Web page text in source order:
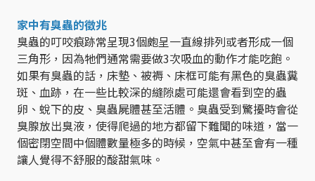
家中有臭蟲的徵兆
臭蟲的叮咬痕跡常呈現3個皰呈一直線排列或者形成一個
三角形，因為牠們通常需要做3次吸血的動作才能吃飽。
如果有臭蟲的話，床墊、被褥、床框可能有黑色的臭蟲糞
斑、血跡，在一些比較深的縫隙處可能還會看到空的蟲
卵、蛻下的皮、臭蟲屍體甚至活體。臭蟲受到驚擾時會從
臭腺放出臭液，使得爬過的地方都留下難聞的味道，當一
個密閉空間中個體數量極多的時候，空氣中甚至會有一種
讓人覺得不舒服的酸甜氣味。